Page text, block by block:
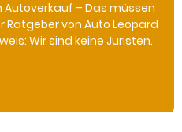
– Das müssen
Ratgeber von Auto Leopard
Wir sind keine Juristen.